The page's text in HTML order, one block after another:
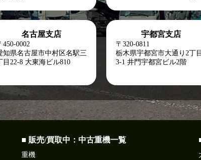
名古屋支店
450-0002
知県名古屋市中村区名駅三
目22-8 大東海ビル810
宇都宮支店
〒320-0811
栃木県宇都宮市大通り2丁目
3-1 井門宇都宮ビル2階
■ 販売/買取中：中古重機一覧
重機